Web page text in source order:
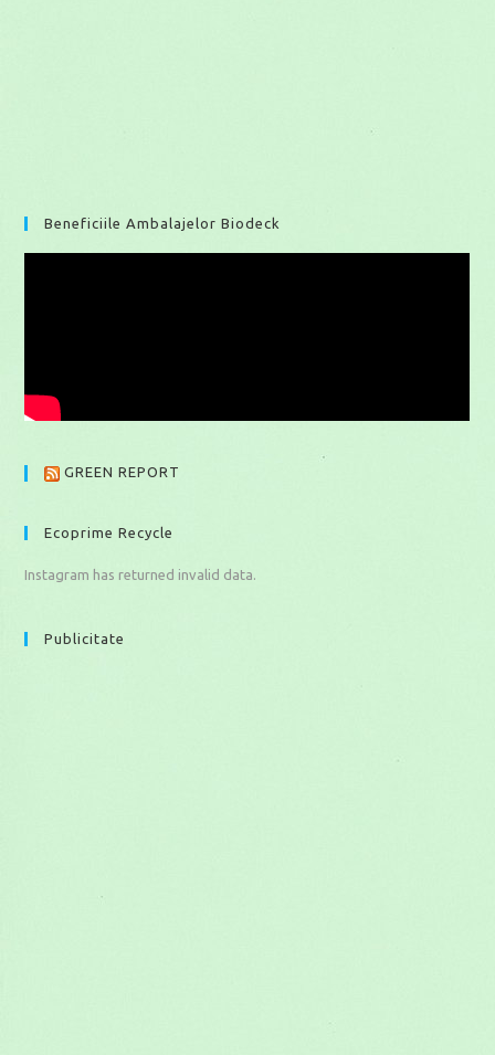
Beneficiile Ambalajelor Biodeck
GREEN REPORT
Ecoprime Recycle
Instagram has returned invalid data.
Publicitate